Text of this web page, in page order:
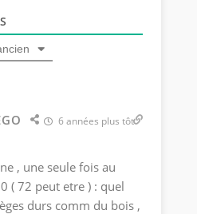
6 années plus tôt
, une seule fois au
( 72 peut etre ) : quel
durs comm du bois ,